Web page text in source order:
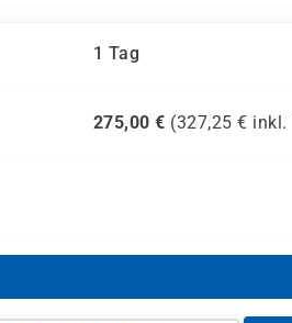
1 Tag
275,00 € (327,25 € inkl.